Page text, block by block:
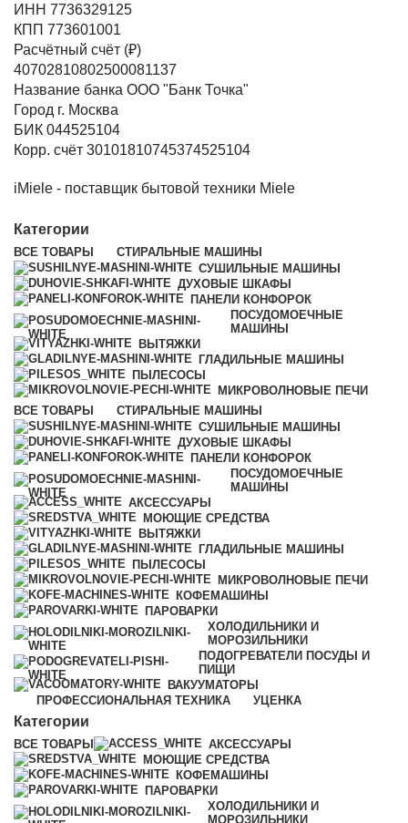
ИНН 7736329125
КПП 773601001
Расчётный счёт (₽)
40702810802500081137
Название банка ООО "Банк Точка"
Город г. Москва
БИК 044525104
Корр. счёт 30101810745374525104
iMiele - поставщик бытовой техники Miele
Категории
ВСЕ ТОВАРЫ
СТИРАЛЬНЫЕ МАШИНЫ
СУШИЛЬНЫЕ МАШИНЫ
ДУХОВЫЕ ШКАФЫ
ПАНЕЛИ КОНФОРОК
ПОСУДОМОЕЧНЫЕ
МАШИНЫ
ВЫТЯЖКИ
ГЛАДИЛЬНЫЕ МАШИНЫ
ПЫЛЕСОСЫ
МИКРОВОЛНОВЫЕ ПЕЧИ
ВСЕ ТОВАРЫ
СТИРАЛЬНЫЕ МАШИНЫ
СУШИЛЬНЫЕ МАШИНЫ
ДУХОВЫЕ ШКАФЫ
ПАНЕЛИ КОНФОРОК
ПОСУДОМОЕЧНЫЕ
МАШИНЫ
АКСЕССУАРЫ
МОЮЩИЕ СРЕДСТВА
ВЫТЯЖКИ
ГЛАДИЛЬНЫЕ МАШИНЫ
ПЫЛЕСОСЫ
МИКРОВОЛНОВЫЕ ПЕЧИ
КОФЕМАШИНЫ
ПАРОВАРКИ
ХОЛОДИЛЬНИКИ И
МОРОЗИЛЬНИКИ
ПОДОГРЕВАТЕЛИ ПОСУДЫ И
ПИЩИ
ВАКУУМАТОРЫ
ПРОФЕССИОНАЛЬНАЯ ТЕХНИКА
УЦЕНКА
Категории
ВСЕ ТОВАРЫ
АКСЕССУАРЫ
МОЮЩИЕ СРЕДСТВА
КОФЕМАШИНЫ
ПАРОВАРКИ
ХОЛОДИЛЬНИКИ И
МОРОЗИЛЬНИКИ